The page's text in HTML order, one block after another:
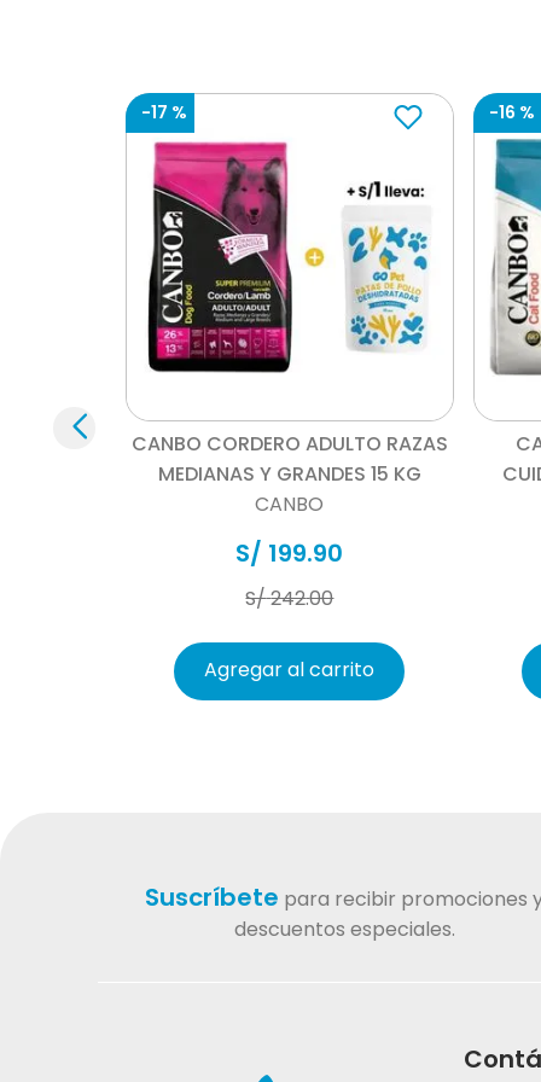
-17 %
CANBO CORDERO ADULTO RAZAS
MEDIANAS Y GRANDES 15 KG
CANBO
S/ 199.90
S/242.00
Agregar al carrito
-16 %
Suscríbete para recibir promociones
descuentos especiales.